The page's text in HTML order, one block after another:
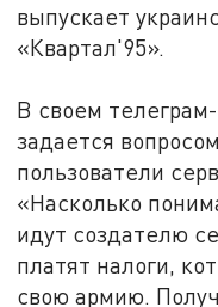
выпускает
«Квартал'95».
В своем
задается
пользователи
«Насколько
идут создателю
платят налоги,
свою армию.